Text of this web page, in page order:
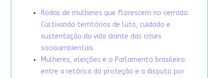
Rodas de mulheres que florescem no cerrado:
Cultivando territórios de luta, cuidado e
sustentação da vida diante das crises
socioambientais
Mulheres, eleições e o Parlamento brasileiro:
entre a retórica da proteção e a disputa por